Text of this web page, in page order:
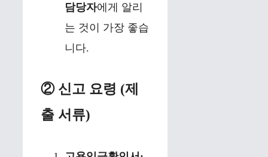
담당자에게 알리
는 것이 가장 좋습
니다.
② 신고 요령 (제
출 서류)